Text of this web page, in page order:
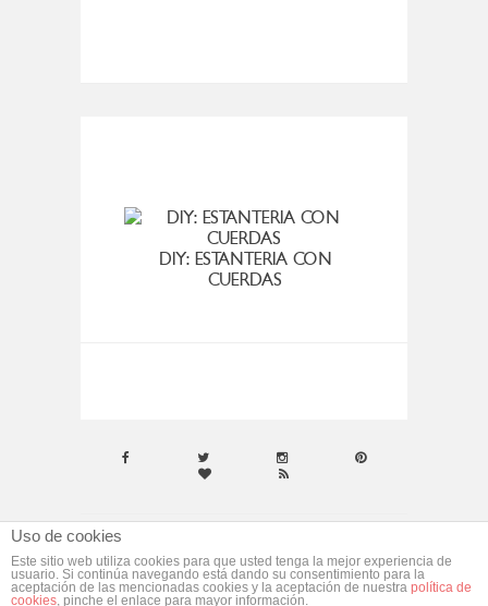
DIY: ESTANTERIA CON
CUERDAS
© ebym. Todos los derechos reservados.Aviso
Legal
Uso de cookies
Este sitio web utiliza cookies para que usted tenga la mejor experiencia de
usuario. Si continúa navegando está dando su consentimiento para la
aceptación de las mencionadas cookies y la aceptación de nuestra política de
cookies, pinche el enlace para mayor información.